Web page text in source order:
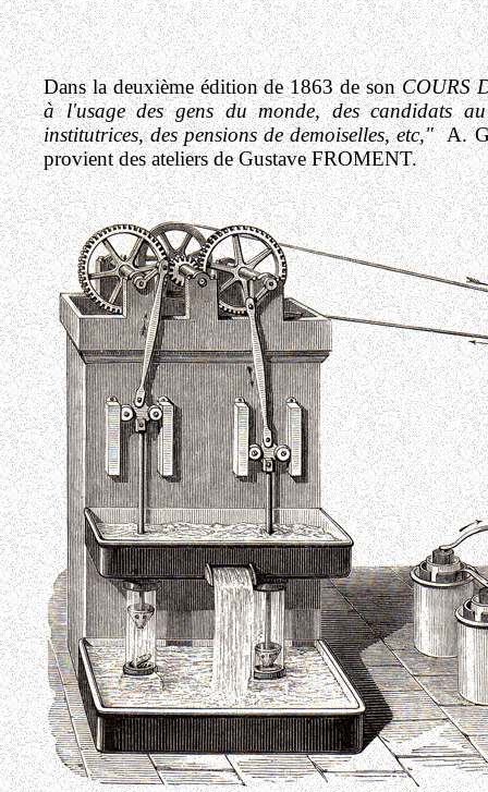
Dans la deuxième édition de 1863 de sonCOURS
à l'usage des gens du monde, des candidats
institutrices, des pensions de demoiselles, etc,"A.
provient des ateliers de Gustave FROMENT.